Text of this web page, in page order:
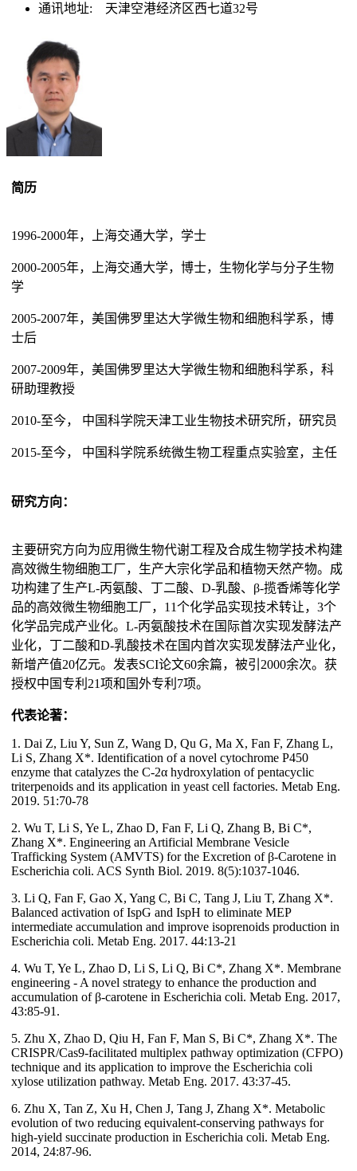
通讯地址: 天津空港经济区西七道32号
简历
1996-2000年，上海交通大学，学士
2000-2005年，上海交通大学，博士，生物化学与分子生物
学
2005-2007年，美国佛罗里达大学微生物和细胞科学系，博
士后
2007-2009年，美国佛罗里达大学微生物和细胞科学系，科
研助理教授
2010-至今， 中国科学院天津工业生物技术研究所，研究员
2015-至今， 中国科学院系统微生物工程重点实验室，主任
研究方向：
主要研究方向为应用微生物代谢工程及合成生物学技术构建
高效微生物细胞工厂，生产大宗化学品和植物天然产物。成
功构建了生产L-丙氨酸、丁二酸、D-乳酸、β-揽香烯等化学
品的高效微生物细胞工厂，11个化学品实现技术转让，3个
化学品完成产业化。L-丙氨酸技术在国际首次实现发酵法产
业化，丁二酸和D-乳酸技术在国内首次实现发酵法产业化，
新增产值20亿元。发表SCI论文60余篇，被引2000余次。获
授权中国专利21项和国外专利7项。
代表论著：
1. Dai Z, Liu Y, Sun Z, Wang D, Qu G, Ma X, Fan F, Zhang L,
Li S, Zhang X*. Identification of a novel cytochrome P450
enzyme that catalyzes the C-2α hydroxylation of pentacyclic
triterpenoids and its application in yeast cell factories. Metab Eng.
2019. 51:70-78
2. Wu T, Li S, Ye L, Zhao D, Fan F, Li Q, Zhang B, Bi C*,
Zhang X*. Engineering an Artificial Membrane Vesicle
Trafficking System (AMVTS) for the Excretion of β-Carotene in
Escherichia coli. ACS Synth Biol. 2019. 8(5):1037-1046.
3. Li Q, Fan F, Gao X, Yang C, Bi C, Tang J, Liu T, Zhang X*.
Balanced activation of IspG and IspH to eliminate MEP
intermediate accumulation and improve isoprenoids production in
Escherichia coli. Metab Eng. 2017. 44:13-21
4. Wu T, Ye L, Zhao D, Li S, Li Q, Bi C*, Zhang X*. Membrane
engineering - A novel strategy to enhance the production and
accumulation of β-carotene in Escherichia coli. Metab Eng. 2017,
43:85-91.
5. Zhu X, Zhao D, Qiu H, Fan F, Man S, Bi C*, Zhang X*. The
CRISPR/Cas9-facilitated multiplex pathway optimization (CFPO)
technique and its application to improve the Escherichia coli
xylose utilization pathway. Metab Eng. 2017. 43:37-45.
6. Zhu X, Tan Z, Xu H, Chen J, Tang J, Zhang X*. Metabolic
evolution of two reducing equivalent-conserving pathways for
high-yield succinate production in Escherichia coli. Metab Eng.
2014, 24:87-96.